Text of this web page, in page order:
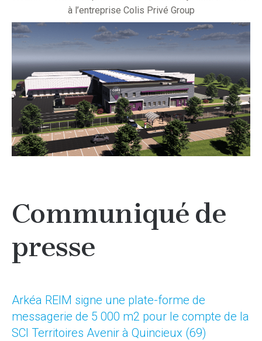
à l’entreprise Colis Privé Group
Communiqué de
presse
Arkéa REIM signe une plate-forme de
messagerie de 5 000 m2 pour le compte de la
SCI Territoires Avenir à Quincieux (69)